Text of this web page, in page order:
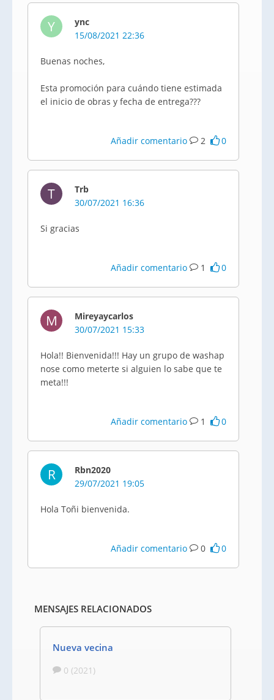
Y
ync
15/08/2021 22:36
Buenas noches,
Esta promoción para cuándo tiene estimada
el inicio de obras y fecha de entrega???
Añadir comentario 2 0
T
Trb
30/07/2021 16:36
Si gracias
Añadir comentario 1 0
M
Mireyaycarlos
30/07/2021 15:33
Hola!! Bienvenida!!! Hay un grupo de washap
nose como meterte si alguien lo sabe que te
meta!!!
Añadir comentario 1 0
R
Rbn2020
29/07/2021 19:05
Hola Toñi bienvenida.
Añadir comentario 0 0
MENSAJES RELACIONADOS
Nueva vecina
0 (2021)